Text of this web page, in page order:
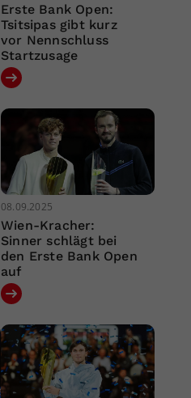
Erste Bank Open:
Tsitsipas gibt kurz
vor Nennschluss
Startzusage
08.09.2025
Wien-Kracher:
Sinner schlägt bei
den Erste Bank Open
auf